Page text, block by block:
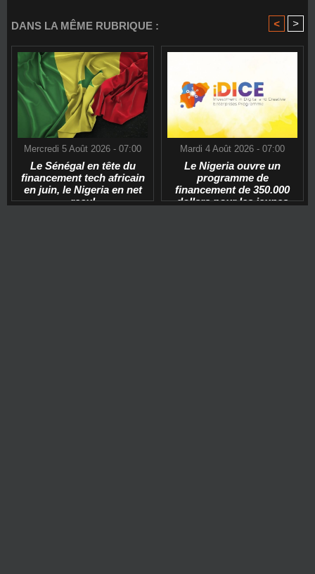
DANS LA MÊME RUBRIQUE : < >
Mercredi 5 Août 2026 - 07:00
Le Sénégal en tête du
financement tech africain
en juin, le Nigeria en net
recul
Mardi 4 Août 2026 - 07:00
Le Nigeria ouvre un
programme de
financement de 350.000
dollars pour les jeunes